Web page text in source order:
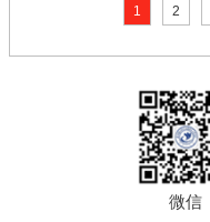
1 2
微信